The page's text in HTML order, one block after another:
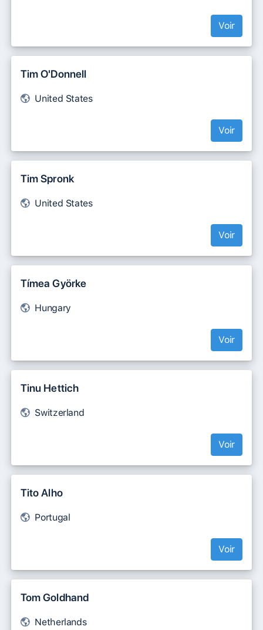
Voir
Tim O'Donnell
United States
Voir
Tim Spronk
United States
Voir
Tímea Györke
Hungary
Voir
Tinu Hettich
Switzerland
Voir
Tito Alho
Portugal
Voir
Tom Goldhand
Netherlands